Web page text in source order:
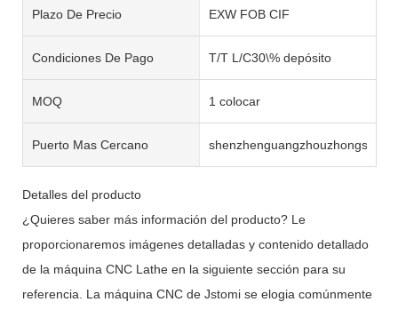
Plazo De Precio EXW FOB CIF
Condiciones De Pago T/T L/C30\% depósito
MOQ 1 colocar
Puerto Mas Cercano shenzhenguangzhouzhongshan
Detalles del producto
¿Quieres saber más información del producto? Le
proporcionaremos imágenes detalladas y contenido detallado
de la máquina CNC Lathe en la siguiente sección para su
referencia. La máquina CNC de Jstomi se elogia comúnmente